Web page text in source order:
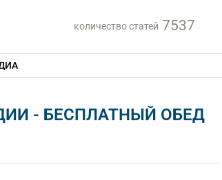
количество статей 7537
- БЕСПЛАТНЫЙ ОБЕД